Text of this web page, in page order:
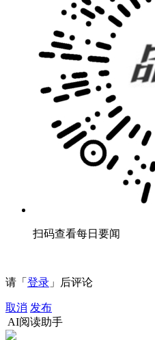
扫码查看每日要闻
请「 登录 」后评论
取消 发布
AI阅读助手